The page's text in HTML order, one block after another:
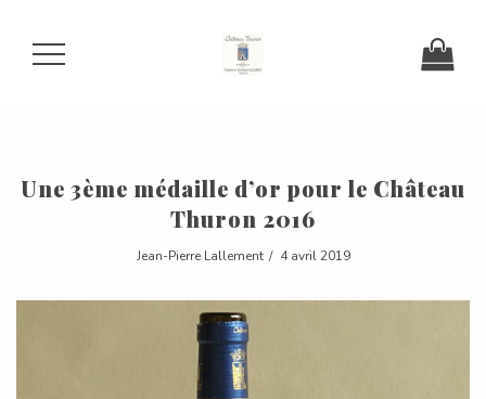
Une 3ème médaille d’or pour le Château
Thuron 2016
Jean-Pierre Lallement 4 avril 2019